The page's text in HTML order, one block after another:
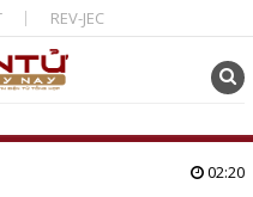
REV-JEC
02:20